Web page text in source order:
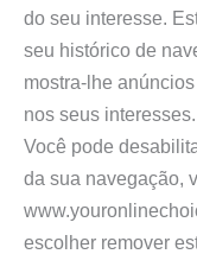
do seu interesse.
seu histórico de
mostra-lhe
nos seus interesses.
Você pode
da sua navegação,
escolher remover